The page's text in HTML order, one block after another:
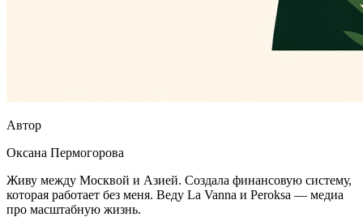
Автор
Оксана Пермогорова
Живу между Москвой и Азией. Создала финансовую систему,
которая работает без меня. Веду La Vanna и Peroksa — медиа
про масштабную жизнь.